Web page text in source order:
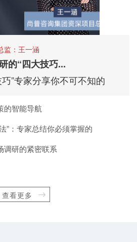
监：王一涵
的“四大技巧...
”专家分享你不可不知的
的智能导航
”：专家总结你必须掌握的
调研的紧密联系
查看更多